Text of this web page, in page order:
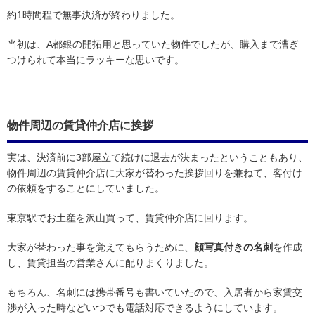
約1時間程で無事決済が終わりました。
当初は、A都銀の開拓用と思っていた物件でしたが、購入まで漕ぎ
つけられて本当にラッキーな思いです。
物件周辺の賃貸仲介店に挨拶
実は、決済前に3部屋立て続けに退去が決まったということもあり、
物件周辺の賃貸仲介店に大家が替わった挨拶回りを兼ねて、客付け
の依頼をすることにしていました。
東京駅でお土産を沢山買って、賃貸仲介店に回ります。
大家が替わった事を覚えてもらうために、 顔写真付きの名刺を作成
し、賃貸担当の営業さんに配りまくりました。
もちろん、名刺には携帯番号も書いていたので、入居者から家賃交
渉が入った時などいつでも電話対応できるようにしています。